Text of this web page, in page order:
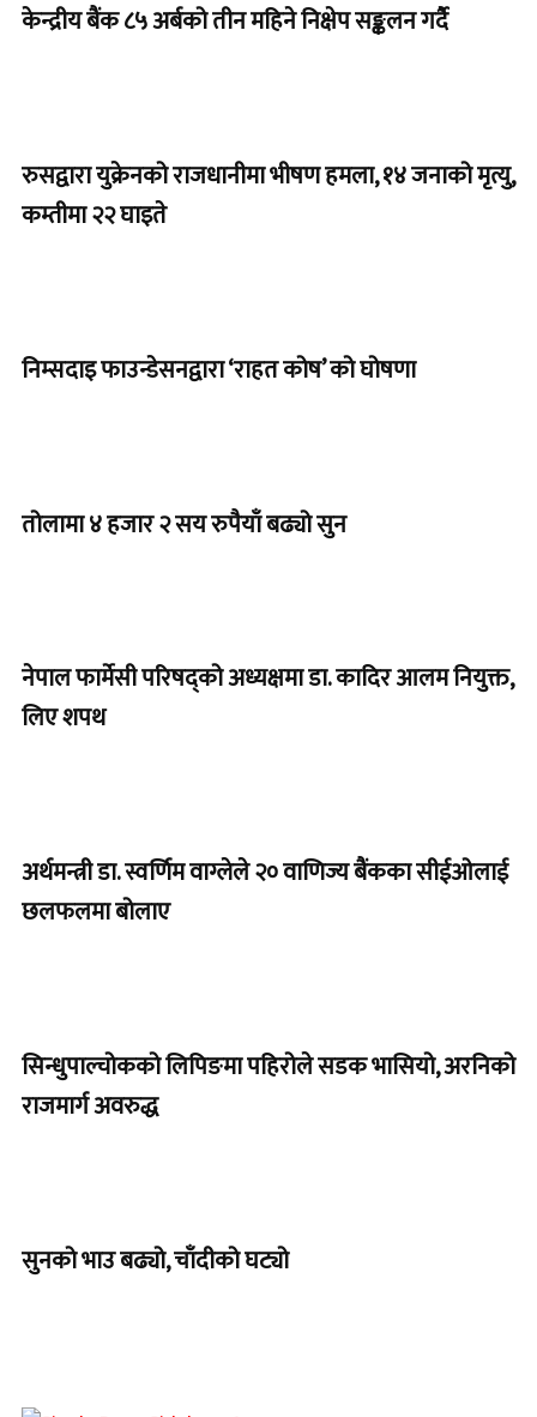
केन्द्रीय बैंक ८५ अर्बको तीन महिने निक्षेप सङ्कलन गर्दै
रुसद्वारा युक्रेनको राजधानीमा भीषण हमला, १४ जनाको मृत्यु,
कम्तीमा २२ घाइते
निम्सदाइ फाउन्डेसनद्वारा ‘राहत कोष’ को घोषणा
तोलामा ४ हजार २ सय रुपैयाँ बढ्यो सुन
नेपाल फार्मेसी परिषद्को अध्यक्षमा डा. कादिर आलम नियुक्त,
लिए शपथ
अर्थमन्त्री डा. स्वर्णिम वाग्लेले २० वाणिज्य बैंकका सीईओलाई
छलफलमा बोलाए
सिन्धुपाल्चोकको लिपिङमा पहिरोले सडक भासियो, अरनिको
राजमार्ग अवरुद्ध
सुनको भाउ बढ्यो, चाँदीको घट्यो